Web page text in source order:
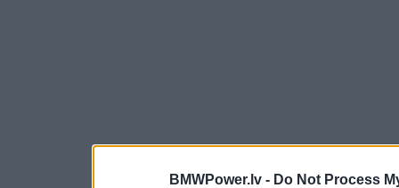
BMWPower.lv - Do Not Process